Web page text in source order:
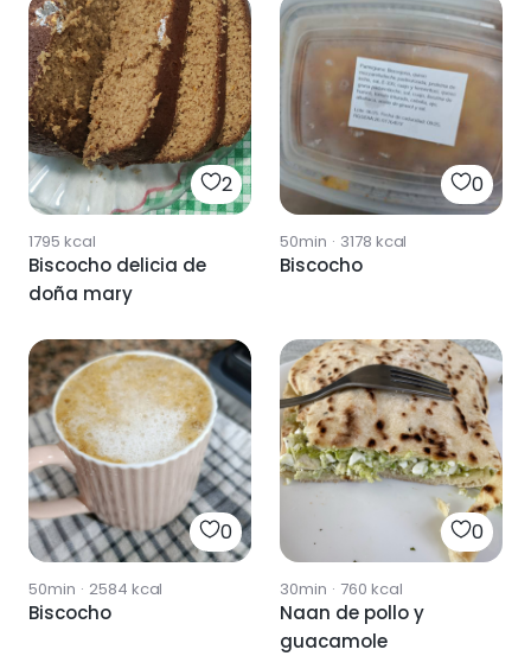
2
1795 kcal
Biscocho delicia de
doña mary
0
50min · 3178 kcal
Biscocho
0
50min · 2584 kcal
Biscocho
0
30min · 760 kcal
Naan de pollo y
guacamole